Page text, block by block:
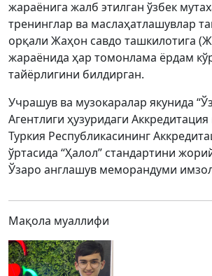
жараёнига жалб этилган ўзбек
тренинглар ва маслаҳатлашувлар
орқали Жаҳон савдо ташкилотига
жараёнида ҳар томонлама ёрдам
тайёрлигини билдирган.
Учрашув ва музокаралар якунида
Агентлиги ҳузуридаги
Туркия Республикасининг
ўртасида “Ҳалол” стандартини
Ўзаро англашув меморандуми
Мақола муаллифи